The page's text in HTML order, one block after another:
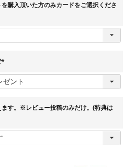
購入頂いた方のみカードをご選択くださ
必
須
す。※レビュー投稿のみだけ。(特典は